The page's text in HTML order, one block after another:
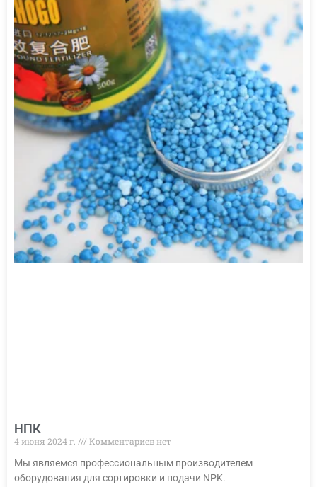
НПК
4 июня 2024 г.
Комментариев нет
Мы являемся профессиональным производителем
оборудования для сортировки и подачи NPK.